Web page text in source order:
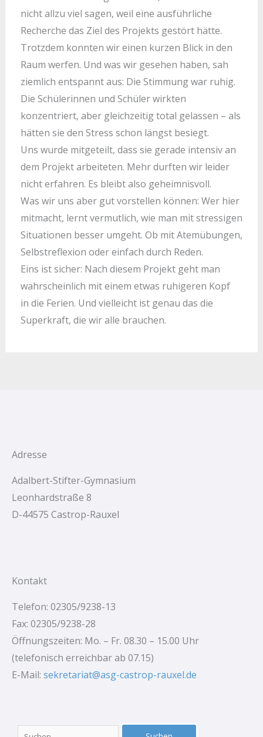
nicht allzu viel sagen, weil eine ausführliche
Recherche das Ziel des Projekts gestört hätte.
Trotzdem konnten wir einen kurzen Blick in den
Raum werfen. Und was wir gesehen haben, sah
ziemlich entspannt aus: Die Stimmung war ruhig.
Die Schülerinnen und Schüler wirkten
konzentriert, aber gleichzeitig total gelassen – als
hätten sie den Stress schon längst besiegt.
Uns wurde mitgeteilt, dass sie gerade intensiv an
dem Projekt arbeiteten. Mehr durften wir leider
nicht erfahren. Es bleibt also geheimnisvoll.
Was wir uns aber gut vorstellen können: Wer hier
mitmacht, lernt vermutlich, wie man mit stressigen
Situationen besser umgeht. Ob mit Atemübungen,
Selbstreflexion oder einfach durch Reden.
Eins ist sicher: Nach diesem Projekt geht man
wahrscheinlich mit einem etwas ruhigeren Kopf
in die Ferien. Und vielleicht ist genau das die
Superkraft, die wir alle brauchen.
Adresse
Adalbert-Stifter-Gymnasium
Leonhardstraße 8
D-44575 Castrop-Rauxel
Kontakt
Telefon: 02305/9238-13
Fax: 02305/9238-28
Öffnungszeiten: Mo. – Fr. 08.30 – 15.00 Uhr
(telefonisch erreichbar ab 07.15)
E-Mail: sekretariat@asg-castrop-rauxel.de
Suchen